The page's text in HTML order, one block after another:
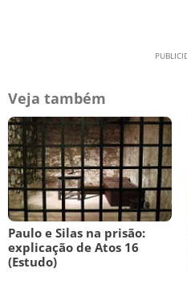
Veja também
Paulo e Silas na prisão:
explicação de Atos 16
(Estudo)